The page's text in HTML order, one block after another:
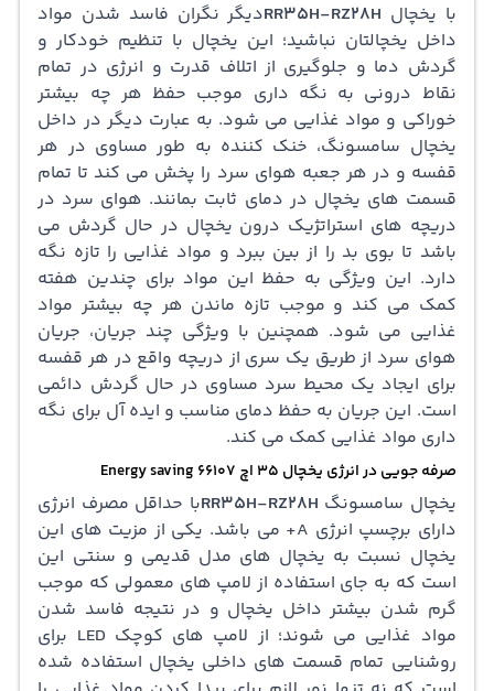
با یخچال RR35H-RZ28Hدیگر نگران فاسد شدن مواد
داخل یخچالتان نباشید؛ این یخچال با تنظیم خودکار و
گردش دما و جلوگیری از اتلاف قدرت و انرژی در تمام
نقاط درونی به نگه داری موجب حفظ هر چه بیشتر
خوراکی و مواد غذایی می شود. به عبارت دیگر در داخل
یخچال سامسونگ، خنک کننده به طور مساوی در هر
قفسه و در هر جعبه هوای سرد را پخش می کند تا تمام
قسمت های یخچال در دمای ثابت بمانند. هوای سرد در
دریچه های استراتژیک درون یخچال در حال گردش می
باشد تا بوی بد را از بین ببرد و مواد غذایی را تازه نگه
دارد. این ویژگی به حفظ این مواد برای چندین هفته
کمک می کند و موجب تازه ماندن هر چه بیشتر مواد
غذایی می شود. همچنین با ویژگی چند جریان، جریان
هوای سرد از طریق یک سری از دریچه واقع در هر قفسه
برای ایجاد یک محیط سرد مساوی در حال گردش دائمی
است. این جریان به حفظ دمای مناسب و ایده آل برای نگه
داری مواد غذایی کمک می کند.
صرفه جویی در انرژی یخچال 35 اچ 66107 Energy saving
یخچال سامسونگ RR35H-RZ28Hبا حداقل مصرف انرژی
دارای برچسپ انرژی A+ می باشد. یکی از مزیت های این
یخچال نسبت به یخچال های مدل قدیمی و سنتی این
است که به جای استفاده از لامپ های معمولی که موجب
گرم شدن بیشتر داخل یخچال و در نتیجه فاسد شدن
مواد غذایی می شوند؛ از لامپ های کوچک LED برای
روشنایی تمام قسمت های داخلی یخچال استفاده شده